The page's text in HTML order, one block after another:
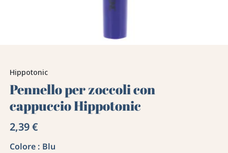
Hippotonic
Pennello per zoccoli con
cappuccio Hippotonic
2,39 €
Colore : Blu